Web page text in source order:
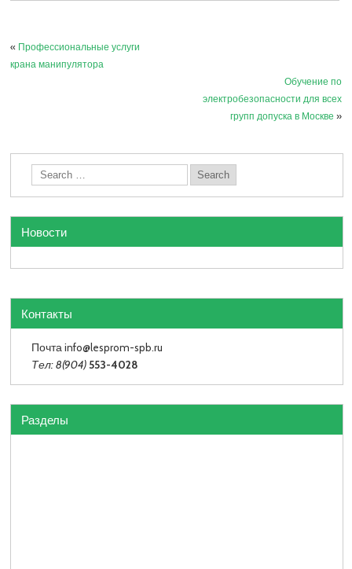
« Профессиональные услуги
крана манипулятора
Обучение по
электробезопасности для всех
групп допуска в Москве »
Новости
Контакты
Почта info@lesprom-spb.ru
Тел: 8(904) 553-4028
Разделы